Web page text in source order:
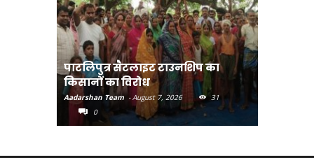
पाटलिपुत्र सैटलाइट टाउनशिप का
किसानों का विरोध
Aadarshan Team - August 7, 2026
31
0